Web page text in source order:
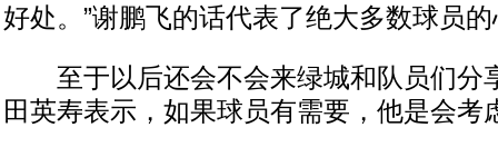
好处。”谢鹏飞的话代表了绝大多数球员
至于以后还会不会来绿城和队员们分
田英寿表示，如果球员有需要，他是会考